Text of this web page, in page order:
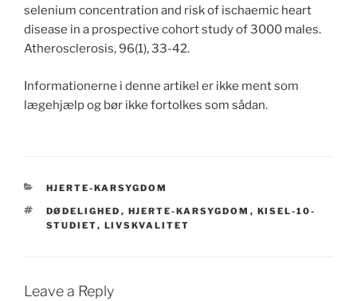
selenium concentration and risk of ischaemic heart
disease in a prospective cohort study of 3000 males.
Atherosclerosis, 96(1), 33-42.
Informationerne i denne artikel er ikke ment som
lægehjælp og bør ikke fortolkes som sådan.
CATEGORIES
HJERTE-KARSYGDOM
TAGS
DØDELIGHED , HJERTE-KARSYGDOM , KISEL-10-
STUDIET, LIVSKVALITET
Leave a Reply